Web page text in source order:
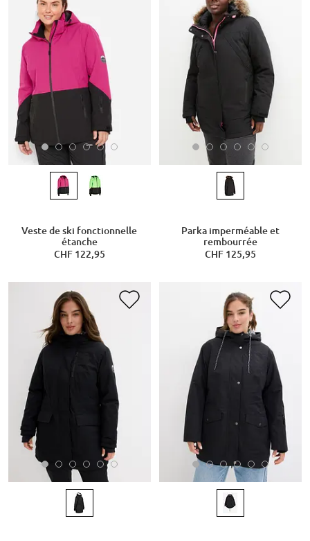
Veste de ski fonctionnelle
étanche
CHF 122,95
Parka imperméable et
rembourrée
CHF 125,95